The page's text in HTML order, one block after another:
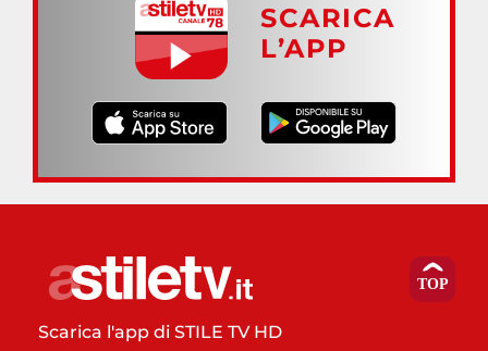
SCARICA
L’APP
Scarica l'app di STILE TV HD